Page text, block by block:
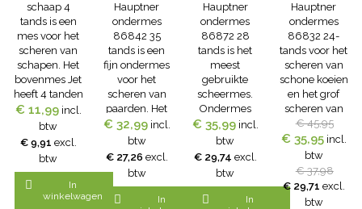
schaap 4
tands is een
mes voor het
scheren van
schapen. Het
bovenmes Jet
heeft 4 tanden
en wordt in
combinatie
gebruikt met
de Heiniger
€ 11,99 incl.
btw
€ 9,91 excl.
btw

In
winkelwagen
TANDS
Hauptner
ondermes
86842 35
tands is een
fijn ondermes
voor het
scheren van
paarden. Het
ondermes
86842 heeft
een snijhoogte
van 3 mm. Dit
wordt gebruikt
€ 32,99 incl.
btw
€ 27,26 excl.
btw

In
TANDS
Hauptner
ondermes
86872 28
tands is het
meest
gebruikte
scheermes.
Ondermes
86872 wordt
standaard
geleverd bij de
Hauptner
scheren van
€ 35,99 incl.
btw
€ 29,74 excl.
btw

In
TANDS
Hauptner
ondermes
86832 24-
tands voor het
scheren van
schone koeien
en het grof
scheren van
paarde. Het
Hauptner
ondermes
86832 met 24
tanden scheert
op een hoogte
€ 45,95
€ 35,95 incl.
btw
€ 37,98
€ 29,71 excl.
btw